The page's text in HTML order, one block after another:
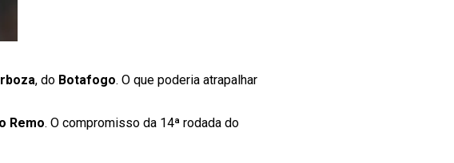
, do Botafogo. O que poderia atrapalhar
Remo. O compromisso da 14ª rodada do